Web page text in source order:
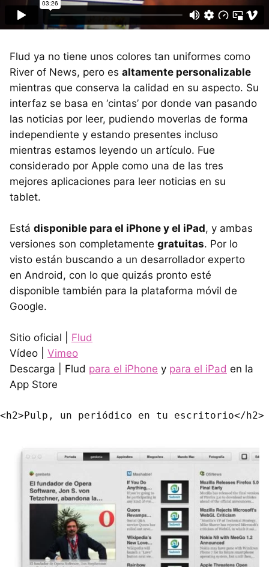
Flud ya no tiene unos colores tan uniformes como
River of News, pero es altamente personalizable
mientras que conserva la calidad en su aspecto. Su
interfaz se basa en ‘cintas’ por donde van pasando
las noticias por leer, pudiendo moverlas de forma
independiente y estando presentes incluso
mientras estamos leyendo un artículo. Fue
considerado por Apple como una de las tres
mejores aplicaciones para leer noticias en su
tablet.
Está disponible para el iPhone y el iPad, y ambas
versiones son completamente gratuitas. Por lo
visto están buscando a un desarrollador experto
en Android, con lo que quizás pronto esté
disponible también para la plataforma móvil de
Google.
Sitio oficial | Flud
Vídeo | Vimeo
Descarga | Flud para el iPhone y para el iPad en la
App Store